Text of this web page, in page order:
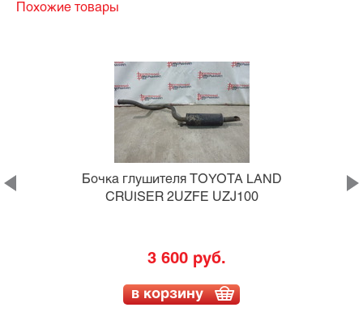
Похожие товары
Бочка глушителя TOYOTA LAND
CRUISER 2UZFE UZJ100
3 600 руб.
в корзину